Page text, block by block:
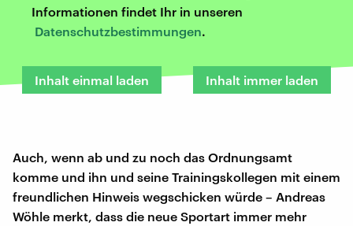
Informationen findet Ihr in unseren
Datenschutzbestimmungen.
Inhalt einmal laden Inhalt immer laden
Auch, wenn ab und zu noch das Ordnungsamt
komme und ihn und seine Trainingskollegen mit einem
freundlichen Hinweis wegschicken würde – Andreas
Wöhle merkt, dass die neue Sportart immer mehr